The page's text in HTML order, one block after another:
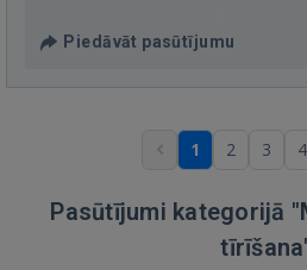
Piedāvāt pasūtījumu
1 2 3 4
Pasūtījumi kategorijā